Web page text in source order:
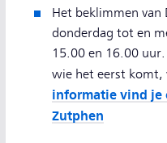
Het beklimmen van
donderdag tot en
15.00 en 16.00
wie het eerst komt,
informatie vind je
Zutphen